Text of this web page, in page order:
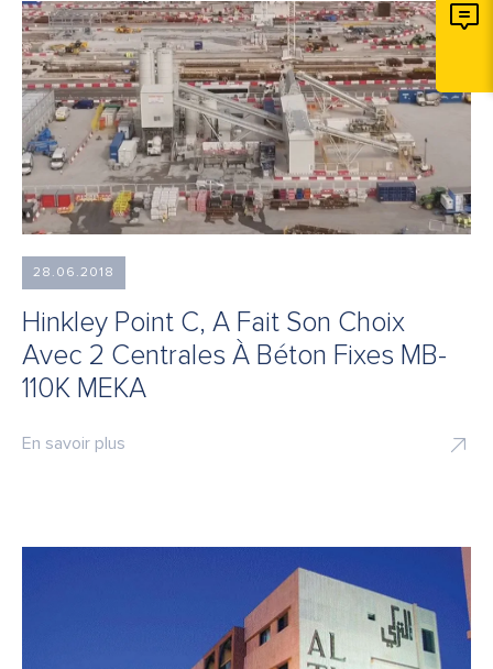
28.06.2018
Hinkley Point C, A Fait Son Choix
Avec 2 Centrales À Béton Fixes MB-
110K MEKA
En savoir plus